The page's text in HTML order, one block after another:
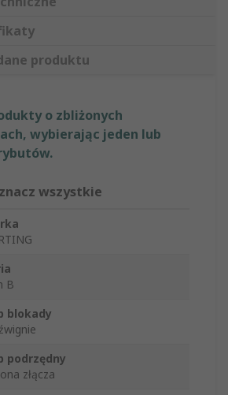
produktu
o zbliżonych
wybierając jeden lub
wszystkie
B
blokady
podrzędny
złącza